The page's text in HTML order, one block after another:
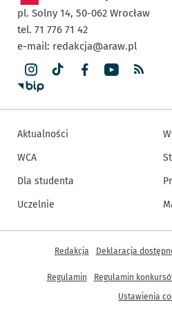
pl. Solny 14, 50-062 Wrocław
tel. 71 776 71 42
e-mail: redakcja@araw.pl
Aktualności
WCA
Dla studenta
Uczelnie
Inne informacje
Redakcja Deklaracja
Regulamin Regulamin
Ustawienia